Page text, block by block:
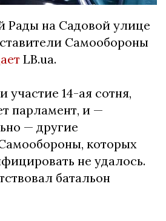
Рады на Садовой улице
Самообороны
LB.ua.
14-ая сотня,
парламент, и —
— другие
которых
не удалось.
батальон